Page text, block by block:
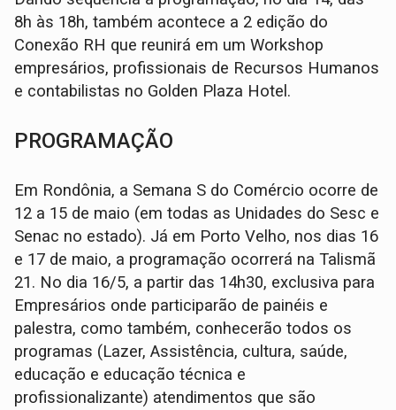
8h às 18h, também acontece a 2 edição do
Conexão RH que reunirá em um Workshop
empresários, profissionais de Recursos Humanos
e contabilistas no Golden Plaza Hotel.
PROGRAMAÇÃO
Em Rondônia, a Semana S do Comércio ocorre de
12 a 15 de maio (em todas as Unidades do Sesc e
Senac no estado). Já em Porto Velho, nos dias 16
e 17 de maio, a programação ocorrerá na Talismã
21. No dia 16/5, a partir das 14h30, exclusiva para
Empresários onde participarão de painéis e
palestra, como também, conhecerão todos os
programas (Lazer, Assistência, cultura, saúde,
educação e educação técnica e
profissionalizante) atendimentos que são